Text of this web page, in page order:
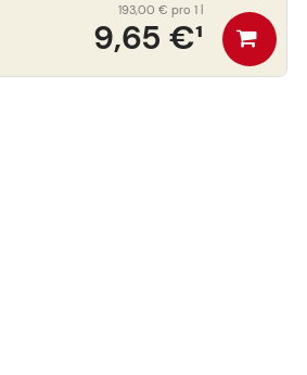
9,65 €¹
193,00 € pro 1 l